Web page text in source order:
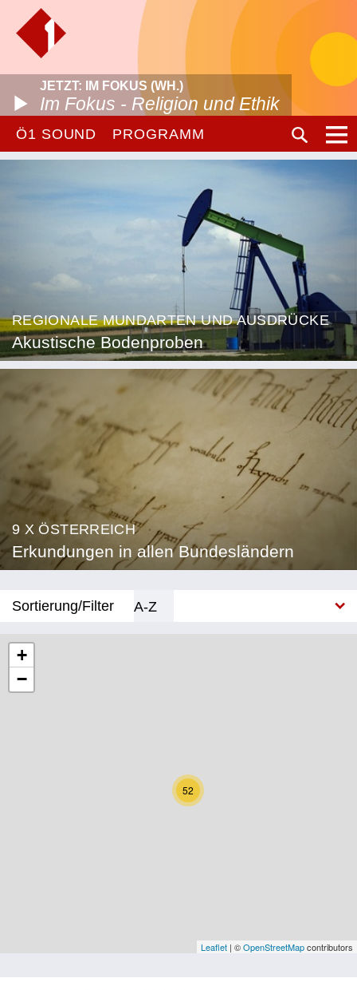
JETZT: IM FOKUS (WH.)
Im Fokus - Religion und Ethik
Ö1 SOUND PROGRAMM
REGIONALE MUNDARTEN UND AUSDRÜCKE
Akustische Bodenproben
9 X ÖSTERREICH
Erkundungen in allen Bundesländern
Sortierung/Filter
A-Z
Niederösterreich
Oberösterreich
Vorarlberg
52
+
−
Leaflet | ©OpenStreetMapcontributors